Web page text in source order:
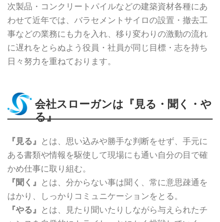
次製品・コンクリートパイルなどの建築資材各種にあ
わせて近年では、バラセメントサイロの設置・撤去工
事などの業務にも力を入れ、移り変わりの激動の流れ
に遅れをとらぬよう役員・社員が同じ目標・志を持ち
日々努力を重ねております。
会社スローガンは『見る・聞く・や
る』
『見る』 とは、思い込みや勝手な判断をせず、手元に
ある書類や情報を駆使して現場にも通い自分の目で確
かめ仕事に取り組む。
『聞く』 とは、分からない事は聞く、常に意思疎通を
はかり、しっかりコミュニケーションをとる。
『やる』 とは、見たり聞いたりしながら与えられたチ